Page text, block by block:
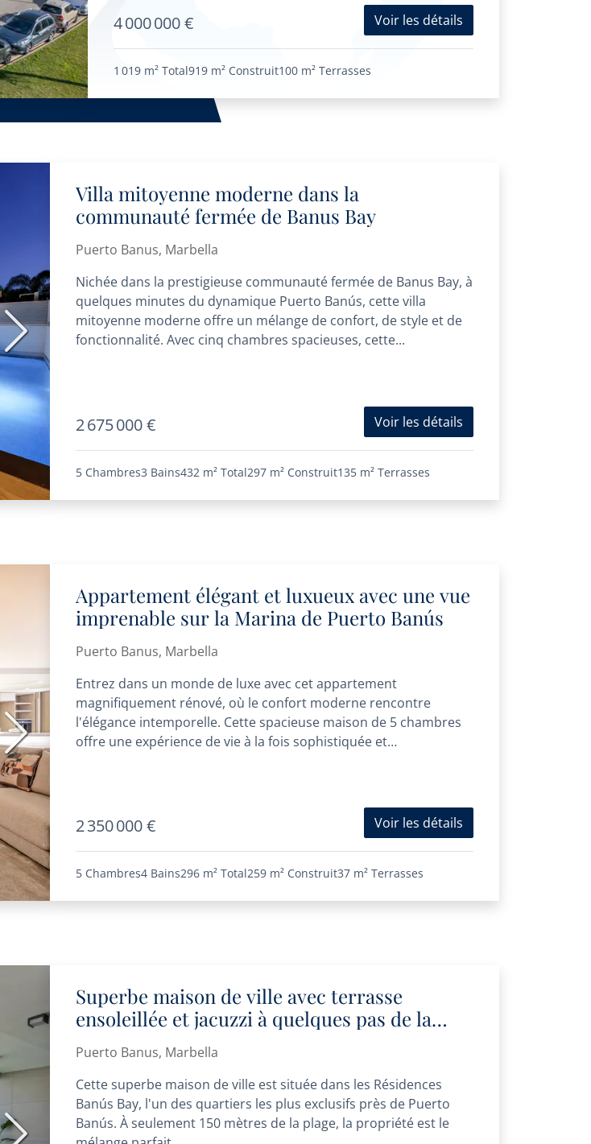
4 000 000 € Voir les détails
1 019 m² Total919 m² Construit100 m² Terrasses
Suivant
Villa mitoyenne moderne dans la
communauté fermée de Banus Bay
Puerto Banus, Marbella
Nichée dans la prestigieuse communauté fermée de Banus Bay, à
quelques minutes du dynamique Puerto Banús, cette villa
mitoyenne moderne offre un mélange de confort, de style et de
fonctionnalité. Avec cinq chambres spacieuses, cette...
2 675 000 € Voir les détails
5 Chambres3 Bains432 m² Total297 m² Construit135 m² Terrasses
Suivant
Appartement élégant et luxueux avec une vue
imprenable sur la Marina de Puerto Banús
Puerto Banus, Marbella
Entrez dans un monde de luxe avec cet appartement
magnifiquement rénové, où le confort moderne rencontre
l'élégance intemporelle. Cette spacieuse maison de 5 chambres
offre une expérience de vie à la fois sophistiquée et
2 350 000 € Voir les détails
5 Chambres4 Bains296 m² Total259 m² Construit37 m² Terrasses
Superbe maison de ville avec terrasse
ensoleillée et jacuzzi à quelques pas de la
plage
Puerto Banus, Marbella
Cette superbe maison de ville est située dans les Résidences
Banús Bay, l'un des quartiers les plus exclusifs près de Puerto
Banús. À seulement 150 mètres de la plage, la propriété est le